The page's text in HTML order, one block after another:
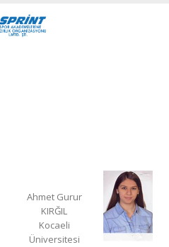
Ahmet Gurur
KIRĞIL
Kocaeli
Üniversitesi